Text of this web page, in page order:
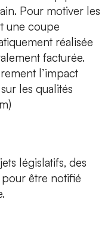
Pour motiver les
une coupe
réalisée
facturée.
l’impact
les qualités
législatifs, des
être notifié